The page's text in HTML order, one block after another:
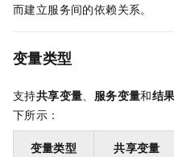
而建立服务间的依赖关系。
变量类型
支持共享变量、 服务变量和结
下所示：
变量类型 共享变量